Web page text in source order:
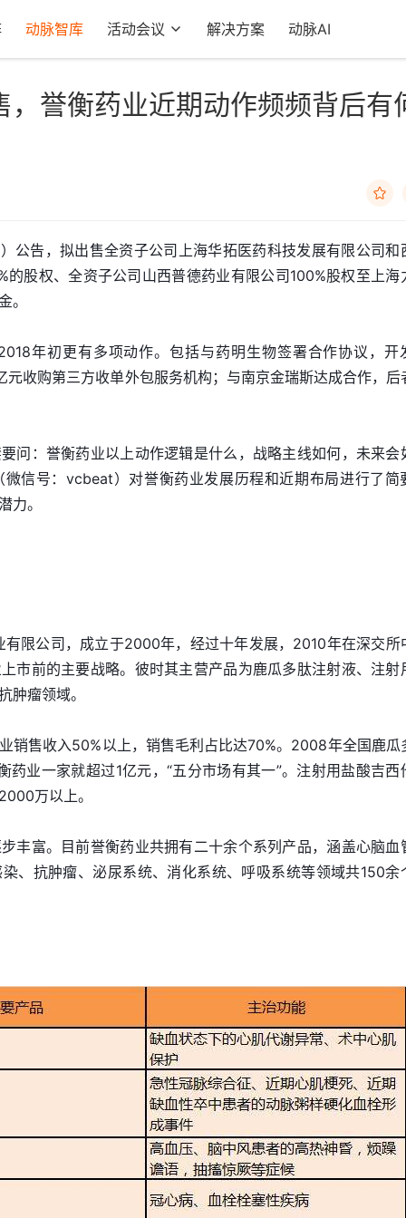
动脉智库 活动会议 解决方案 动脉AI
，誉衡药业近期动作频频背后有

公告，拟出售全资子公司上海华拓医药科技发展有限公司和
的股权、全资子公司山西普德药业有限公司100%股权至上海
。
年初更有多项动作。包括与药明生物签署合作协议，开
元收购第三方收单外包服务机构；与南京金瑞斯达成合作，后
问：誉衡药业以上动作逻辑是什么，战略主线如何，未来会
信号：vcbeat）对誉衡药业发展历程和近期布局进行了简
力。
限公司，成立于2000年，经过十年发展，2010年在深交所
市前的主要战略。彼时其主营产品为鹿瓜多肽注射液、注射
肿瘤领域。
销售收入50%以上，销售毛利占比达70%。2008年全国鹿瓜
药业一家就超过1亿元，“五分市场有其一”。注射用盐酸吉西
万以上。
丰富。目前誉衡药业共拥有二十余个系列产品，涵盖心脑血
、抗肿瘤、泌尿系统、消化系统、呼吸系统等领域共150余